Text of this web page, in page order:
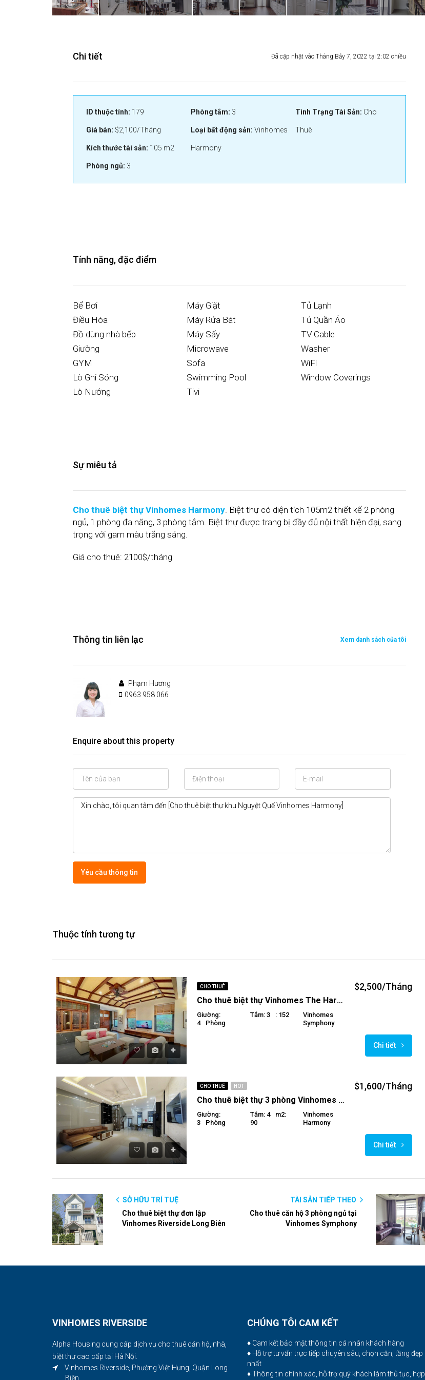
Chi tiết Đã cập nhật vào Tháng Bảy 7, 2022 tại 2:02 chiều
ID thuộc tính: 179
Giá bán: $2,100/Tháng
Kích thước tài sản: 105 m2
Phòng ngủ: 3
Phòng tắm: 3
Loại bất động sản: Vinhomes
Harmony
Tình Trạng Tài Sản: Cho
Thuê
Tính năng, đặc điểm
Bể Bơi
Điều Hòa
Đồ dùng nhà bếp
Giường
GYM
Lò Ghi Sóng
Lò Nướng
Máy Giặt
Máy Rửa Bát
Máy Sấy
Microwave
Sofa
Swimming Pool
Tivi
Tủ Lạnh
Tủ Quần Áo
TV Cable
Washer
WiFi
Window Coverings
Sự miêu tả
Cho thuê biệt thự Vinhomes Harmony. Biệt thự có diện tích 105m2 thiết kế 2 phòng
ngủ, 1 phòng đa năng, 3 phòng tắm. Biệt thự được trang bị đầy đủ nội thất hiện đại, sang
trọng với gam màu trắng sáng.
Giá cho thuê: 2100$/tháng
Thông tin liên lạc Xem danh sách của tôi
Phạm Hương
0963 958 066
Enquire about this property
Yêu cầu thông tin
Thuộc tính tương tự
CHO THUÊ
Cho thuê biệt thự Vinhomes The Harmony 4 phòng ngủ , không gian ấm cúng, thoải mái.
Giường:
4
Phòng
Tắm: 3 : 152
Vinhomes
Symphony
$2,500/Tháng
Chi tiết
CHO THUÊ HOT
Cho thuê biệt thự 3 phòng Vinhomes Harmony
Giường:
3
Phòng
Tắm: 4
M2:
90
Vinhomes
Harmony
$1,600/Tháng
Chi tiết
SỞ HỮU TRÍ TUỆ
Cho thuê biệt thự đơn lập
Vinhomes Riverside Long Biên
TÀI SẢN TIẾP THEO
Cho thuê căn hộ 3 phòng ngủ tại
Vinhomes Symphony
VINHOMES RIVERSIDE
Alpha Housing cung cấp dịch vụ cho thuê căn hộ, nhà,
biệt thự cao cấp tại Hà Nội.
Vinhomes Riverside, Phường Việt Hưng, Quận Long
Biên
CHÚNG TÔI CAM KẾT
♦ Cam kết bảo mật thông tin cá nhân khách hàng
♦ Hỗ trợ tư vấn trực tiếp chuyên sâu, chọn căn, tầng đẹp
nhất
♦ Thông tin chính xác, hỗ trợ quý khách làm thủ tục, hợp